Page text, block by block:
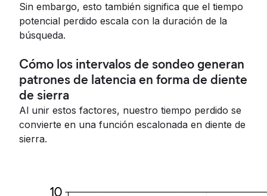
Sin embargo, esto también significa que el tiempo
potencial perdido escala con la duración de la
búsqueda.
Cómo los intervalos de sondeo generan
patrones de latencia en forma de diente
de sierra
Al unir estos factores, nuestro tiempo perdido se
convierte en una función escalonada en diente de
sierra.